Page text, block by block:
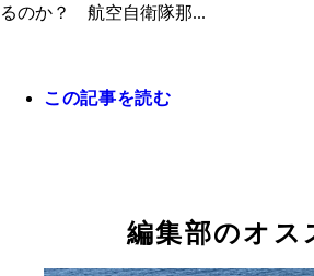
るのか？ 航空自衛隊那...
この記事を読む
編集部のオス